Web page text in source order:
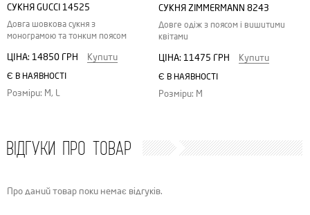
СУКНЯ GUCCI 14525
Довга шовкова сукня з
монограмою та тонким поясом
ЦІНА: 14850 ГРН Купити
Є В НАЯВНОСТІ
Розміри: M, L
СУКНЯ ZIMMERMANN 8243
Довге одіж з поясом і вишитими
квітами
ЦІНА: 11475 ГРН Купити
Є В НАЯВНОСТІ
Розміри: M
ВІДГУКИ ПРО ТОВАР
Про даний товар поки немає відгуків.